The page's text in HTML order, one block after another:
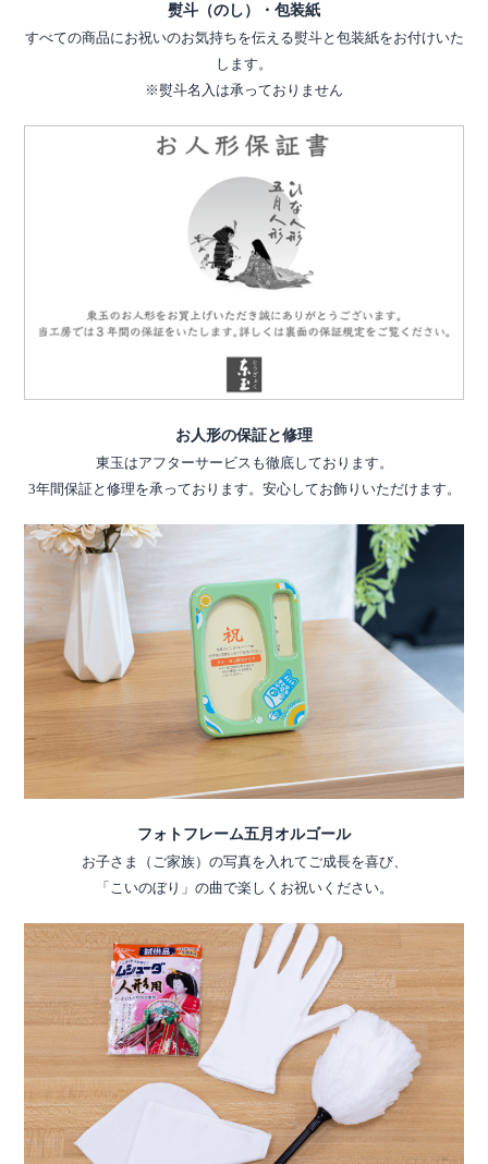
熨斗（のし）・包装紙
すべての商品にお祝いのお気持ちを伝える熨斗と包装紙をお付けいた
します。
※熨斗名入は承っておりません
お人形の保証と修理
東玉はアフターサービスも徹底しております。
3年間保証と修理を承っております。安心してお飾りいただけます。
フォトフレーム五月オルゴール
お子さま（ご家族）の写真を入れてご成長を喜び、
「こいのぼり」の曲で楽しくお祝いください。